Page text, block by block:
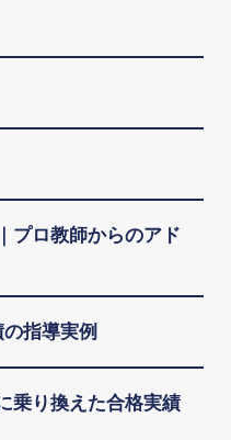
プロ教師からのアド
指導実例
乗り換えた合格実績